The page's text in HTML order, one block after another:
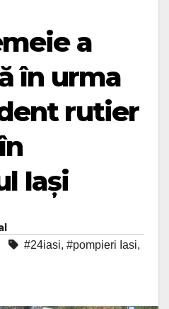
a
în urma
rutier
Iași
#24iasi, #pompieri Iasi,